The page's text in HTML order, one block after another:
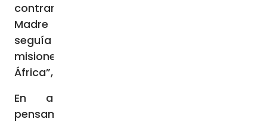
contrario, pronto conoció la figura de la
Madre Teresa y su inquietud misionera
seguía presente: “Iba todos los veranos de
misiones con jóvenes, especialmente a
África”, explica.
En aquellos momentos, tenía un
pensamiento recurrente al tratar con las